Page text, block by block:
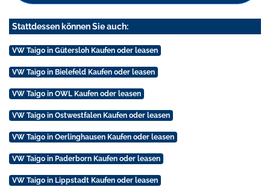
Stattdessen können Sie auch:
VW Taigo in Gütersloh Kaufen oder leasen
VW Taigo in Bielefeld Kaufen oder leasen
VW Taigo in OWL Kaufen oder leasen
VW Taigo in Ostwestfalen Kaufen oder leasen
VW Taigo in Oerlinghausen Kaufen oder leasen
VW Taigo in Paderborn Kaufen oder leasen
VW Taigo in Lippstadt Kaufen oder leasen